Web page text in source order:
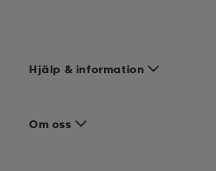
Hjälp & information
Om oss